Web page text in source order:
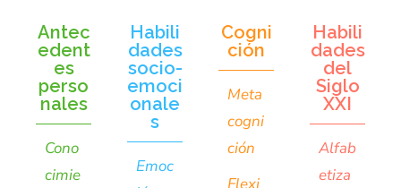
Antec
edent
es
perso
nales
Cono
cimie
Habili
dades
socio-
emoci
onale
s
Emoc
Cogni
ción
Meta
cogni
ción
Habili
dades
del
Siglo
XXI
Alfab
etiza